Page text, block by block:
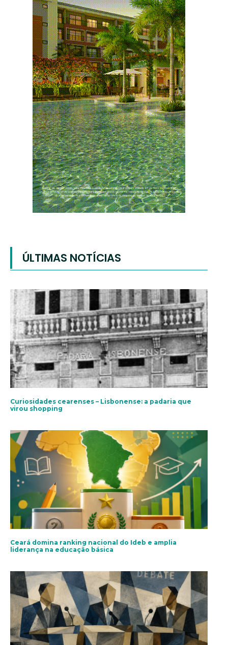
ÚLTIMAS NOTÍCIAS
Curiosidades cearenses – Lisbonense: a padaria que
virou shopping
Ceará domina ranking nacional do Ideb e amplia
liderança na educação básica